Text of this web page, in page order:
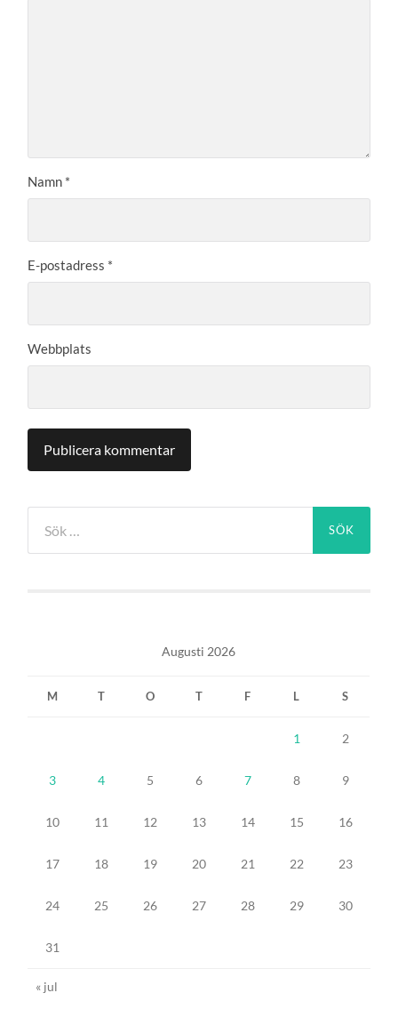
Namn *
E-postadress *
Webbplats
efter:
Augusti 2026
M T O T F L S
1 2
3 4 5 6 7 8 9
10 11 12 13 14 15 16
17 18 19 20 21 22 23
24 25 26 27 28 29 30
31
« jul